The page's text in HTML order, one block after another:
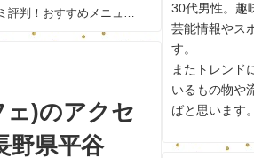
評判！おすすめメニュ
ェ)のアクセ
野県平谷
30代男性。趣
芸能情報やス
す。
またトレンド
いるもの物や
ばと思います。